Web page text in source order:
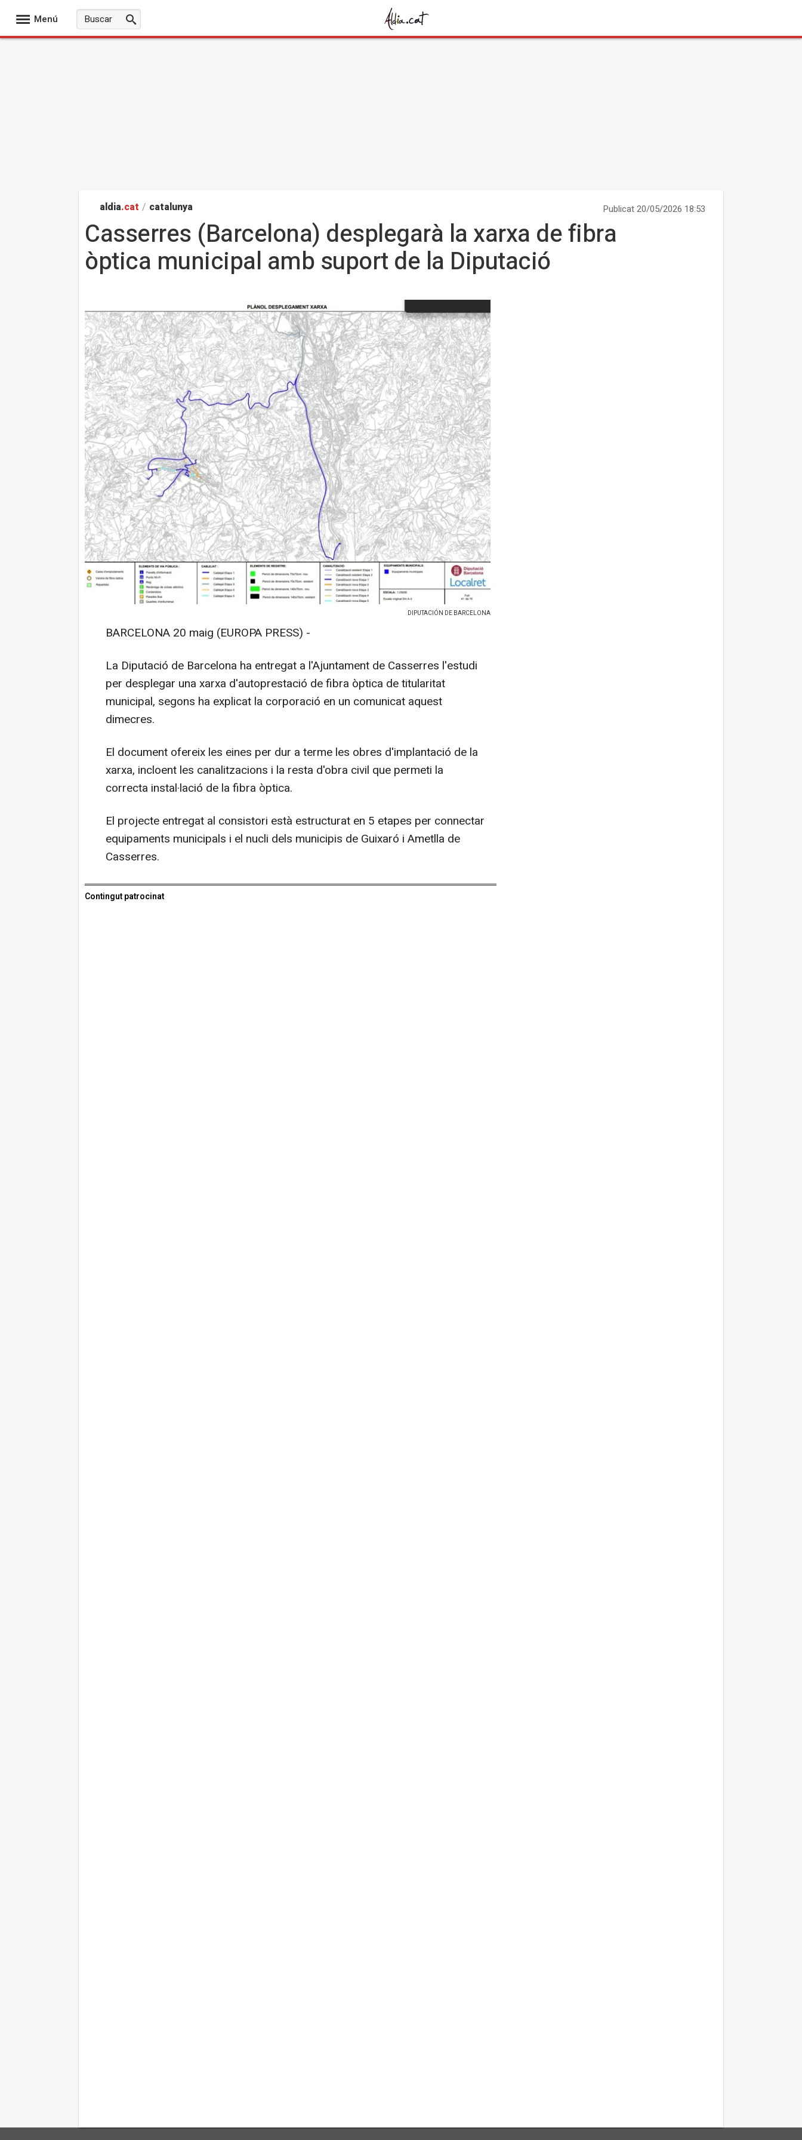
Menú
aldia.cat / catalunya Publicat 20/05/2026 18:53
Casserres (Barcelona) desplegarà la xarxa de fibra
òptica municipal amb suport de la Diputació
DIPUTACIÓN DE BARCELONA
BARCELONA 20 maig (EUROPA PRESS) -
La Diputació de Barcelona ha entregat a l'Ajuntament de Casserres l'estudi
per desplegar una xarxa d'autoprestació de fibra òptica de titularitat
municipal, segons ha explicat la corporació en un comunicat aquest
dimecres.
El document ofereix les eines per dur a terme les obres d'implantació de la
xarxa, incloent les canalitzacions i la resta d'obra civil que permeti la
correcta instal·lació de la fibra òptica.
El projecte entregat al consistori està estructurat en 5 etapes per connectar
equipaments municipals i el nucli dels municipis de Guixaró i Ametlla de
Casserres.
Contingut patrocinat